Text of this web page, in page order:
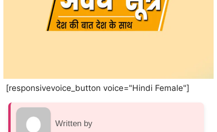
[responsivevoice_button voice="Hindi Female"]
Written by